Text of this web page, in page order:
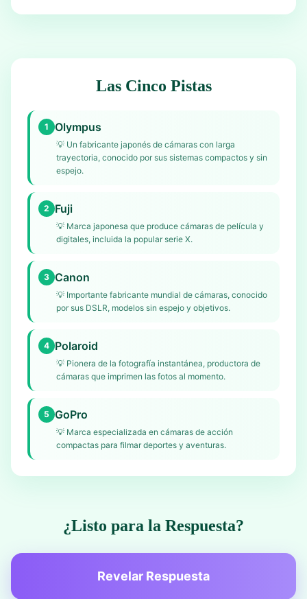
Las Cinco Pistas
1 Olympus
💡 Un fabricante japonés de cámaras con larga
trayectoria, conocido por sus sistemas compactos y sin
espejo.
2 Fuji
💡 Marca japonesa que produce cámaras de película y
digitales, incluida la popular serie X.
3 Canon
💡 Importante fabricante mundial de cámaras, conocido
por sus DSLR, modelos sin espejo y objetivos.
4 Polaroid
💡 Pionera de la fotografía instantánea, productora de
cámaras que imprimen las fotos al momento.
5 GoPro
💡 Marca especializada en cámaras de acción
compactas para filmar deportes y aventuras.
¿Listo para la Respuesta?
Revelar Respuesta